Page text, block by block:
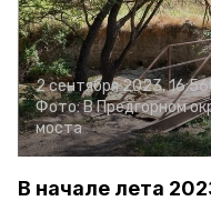
2 сентября 2023, 16:56
Фото:В Предгорном
моста
В начале лета